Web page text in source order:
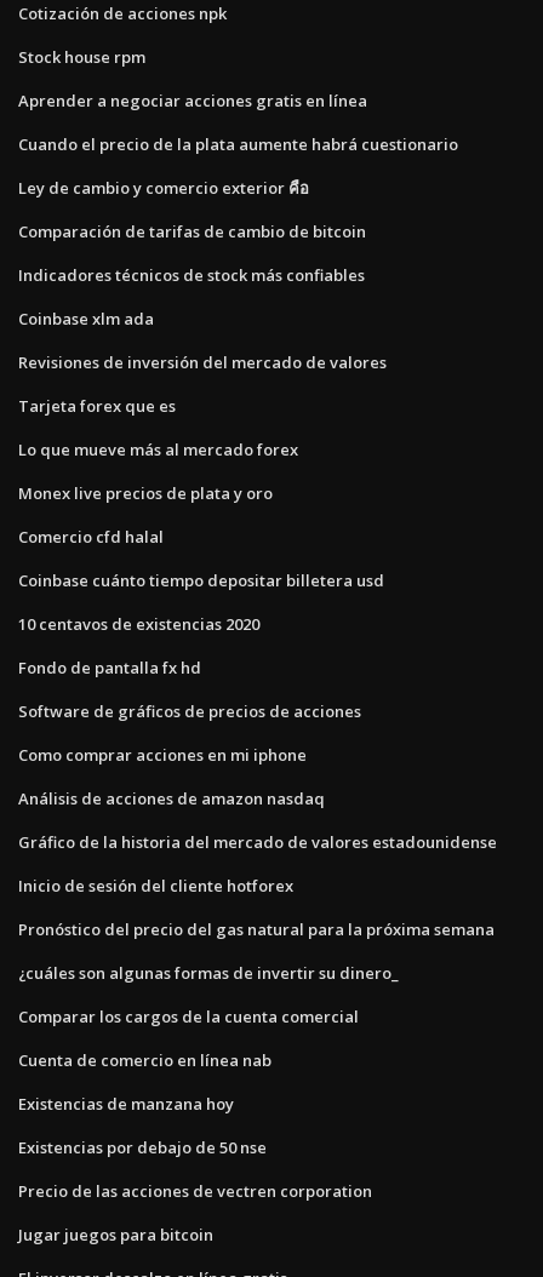
Cotización de acciones npk
Stock house rpm
Aprender a negociar acciones gratis en línea
Cuando el precio de la plata aumente habrá cuestionario
Ley de cambio y comercio exterior คือ
Comparación de tarifas de cambio de bitcoin
Indicadores técnicos de stock más confiables
Coinbase xlm ada
Revisiones de inversión del mercado de valores
Tarjeta forex que es
Lo que mueve más al mercado forex
Monex live precios de plata y oro
Comercio cfd halal
Coinbase cuánto tiempo depositar billetera usd
10 centavos de existencias 2020
Fondo de pantalla fx hd
Software de gráficos de precios de acciones
Como comprar acciones en mi iphone
Análisis de acciones de amazon nasdaq
Gráfico de la historia del mercado de valores estadounidense
Inicio de sesión del cliente hotforex
Pronóstico del precio del gas natural para la próxima semana
¿cuáles son algunas formas de invertir su dinero_
Comparar los cargos de la cuenta comercial
Cuenta de comercio en línea nab
Existencias de manzana hoy
Existencias por debajo de 50 nse
Precio de las acciones de vectren corporation
Jugar juegos para bitcoin